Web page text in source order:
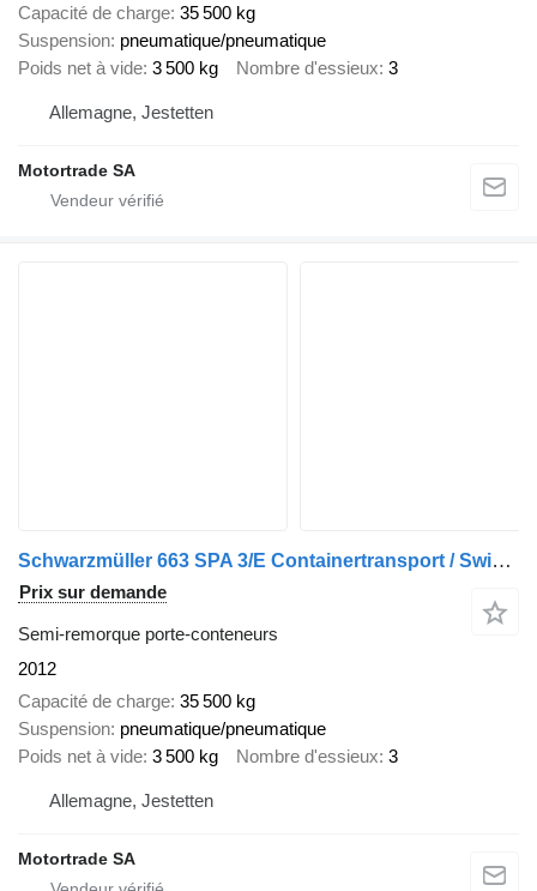
Capacité de charge 35 500 kg
Suspension pneumatique/pneumatique
Poids net à vide 3 500 kg Nombre d'essieux 3
Allemagne, Jestetten
Motortrade SA
Schwarzmüller 663 SPA 3/E Containertransport / Swiss-Vehicle
Prix sur demande
Semi-remorque porte-conteneurs
2012
Capacité de charge 35 500 kg
Suspension pneumatique/pneumatique
Poids net à vide 3 500 kg Nombre d'essieux 3
Allemagne, Jestetten
Motortrade SA